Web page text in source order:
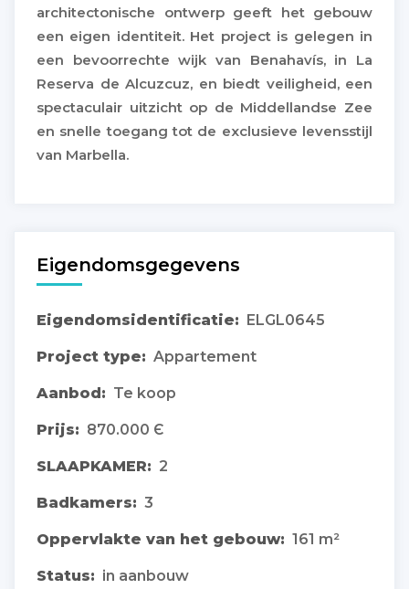
architectonische ontwerp geeft het gebouw
een eigen identiteit. Het project is gelegen in
een bevoorrechte wijk van Benahavís, in La
Reserva de Alcuzcuz, en biedt veiligheid, een
spectaculair uitzicht op de Middellandse Zee
en snelle toegang tot de exclusieve levensstijl
van Marbella.
Eigendomsgegevens
Eigendomsidentificatie: ELGL0645
Project type: Appartement
Aanbod: Te koop
Prijs: 870.000 Є
SLAAPKAMER: 2
Badkamers: 3
Oppervlakte van het gebouw: 161 m²
Status: in aanbouw